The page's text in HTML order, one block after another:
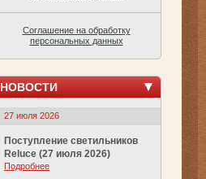
Соглашение на обработку
персональных данных
НОВОСТИ
27 июля 2026
Поступление светильников
Reluce (27 июля 2026)
Подробнее